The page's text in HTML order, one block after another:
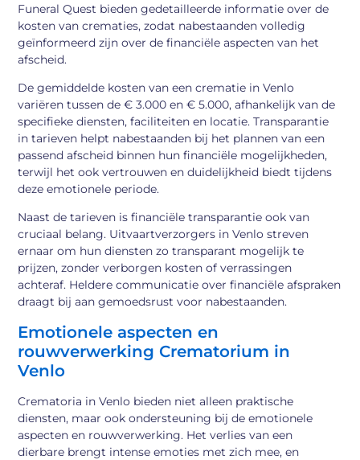
Funeral Quest bieden gedetailleerde informatie over de
kosten van crematies, zodat nabestaanden volledig
geïnformeerd zijn over de financiële aspecten van het
afscheid.
De gemiddelde kosten van een crematie in Venlo
variëren tussen de € 3.000 en € 5.000, afhankelijk van de
specifieke diensten, faciliteiten en locatie. Transparantie
in tarieven helpt nabestaanden bij het plannen van een
passend afscheid binnen hun financiële mogelijkheden,
terwijl het ook vertrouwen en duidelijkheid biedt tijdens
deze emotionele periode.
Naast de tarieven is financiële transparantie ook van
cruciaal belang. Uitvaartverzorgers in Venlo streven
ernaar om hun diensten zo transparant mogelijk te
prijzen, zonder verborgen kosten of verrassingen
achteraf. Heldere communicatie over financiële afspraken
draagt bij aan gemoedsrust voor nabestaanden.
Emotionele aspecten en
rouwverwerking Crematorium in
Venlo
Crematoria in Venlo bieden niet alleen praktische
diensten, maar ook ondersteuning bij de emotionele
aspecten en rouwverwerking. Het verlies van een
dierbare brengt intense emoties met zich mee, en